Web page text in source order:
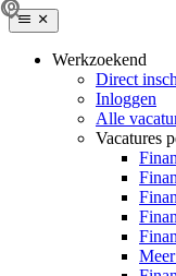
Werkzoekend
Direct
Inloggen
Alle
Vacatures